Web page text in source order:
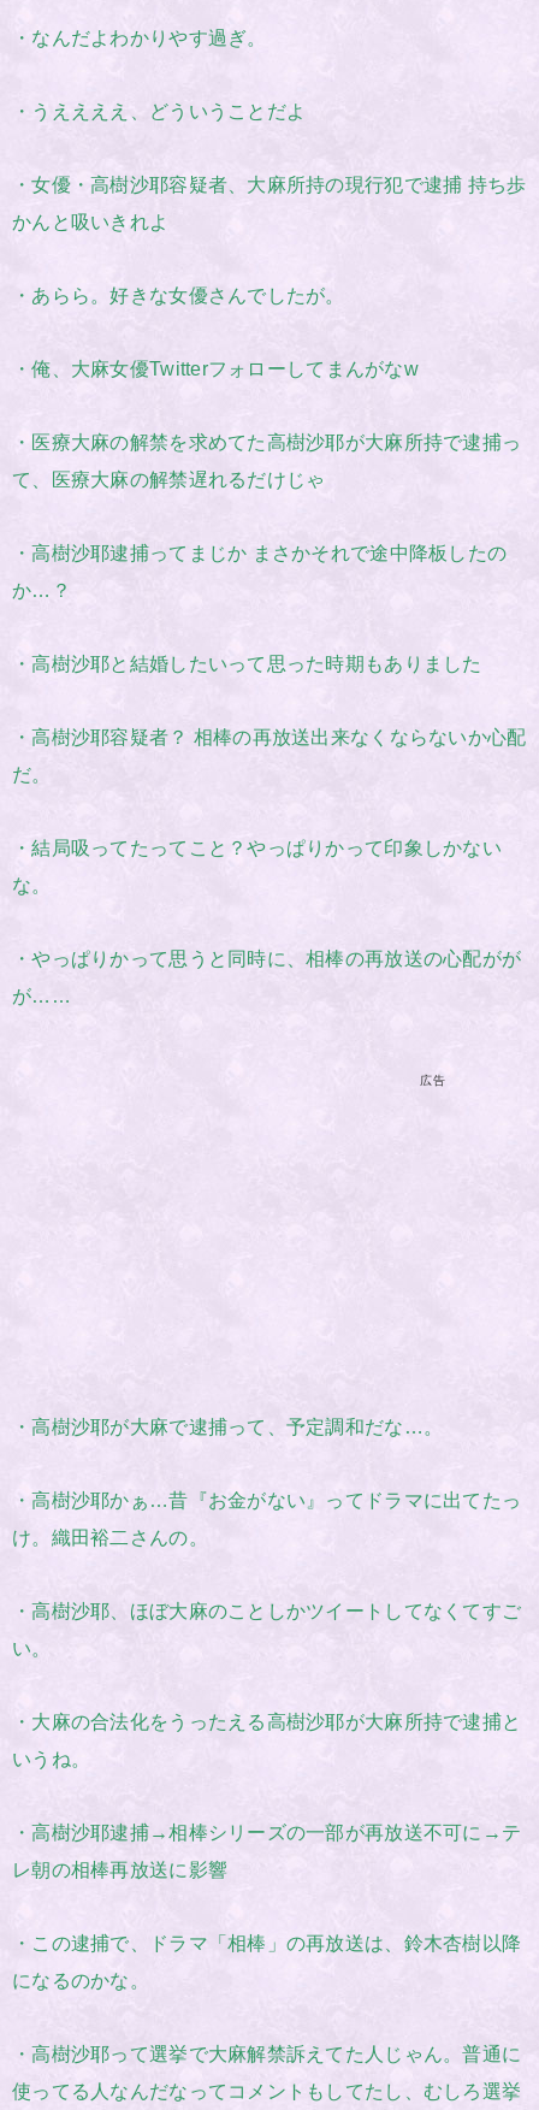
・なんだよわかりやす過ぎ。
・うええええ、どういうことだよ
・女優・高樹沙耶容疑者、大麻所持の現行犯で逮捕 持ち歩
かんと吸いきれよ
・あらら。好きな女優さんでしたが。
・俺、大麻女優Twitterフォローしてまんがなw
・医療大麻の解禁を求めてた高樹沙耶が大麻所持で逮捕っ
て、医療大麻の解禁遅れるだけじゃ
・高樹沙耶逮捕ってまじか まさかそれで途中降板したの
か…？
・高樹沙耶と結婚したいって思った時期もありました
・高樹沙耶容疑者？ 相棒の再放送出来なくならないか心配
だ。
・結局吸ってたってこと？やっぱりかって印象しかない
な。
・やっぱりかって思うと同時に、相棒の再放送の心配がが
が……
広告
・高樹沙耶が大麻で逮捕って、予定調和だな…。
・高樹沙耶かぁ…昔『お金がない』ってドラマに出てたっ
け。織田裕二さんの。
・高樹沙耶、ほぼ大麻のことしかツイートしてなくてすご
い。
・大麻の合法化をうったえる高樹沙耶が大麻所持で逮捕と
いうね。
・高樹沙耶逮捕→相棒シリーズの一部が再放送不可に→テ
レ朝の相棒再放送に影響
・この逮捕で、ドラマ「相棒」の再放送は、鈴木杏樹以降
になるのかな。
・高樹沙耶って選挙で大麻解禁訴えてた人じゃん。普通に
使ってる人なんだなってコメントもしてたし、むしろ選挙